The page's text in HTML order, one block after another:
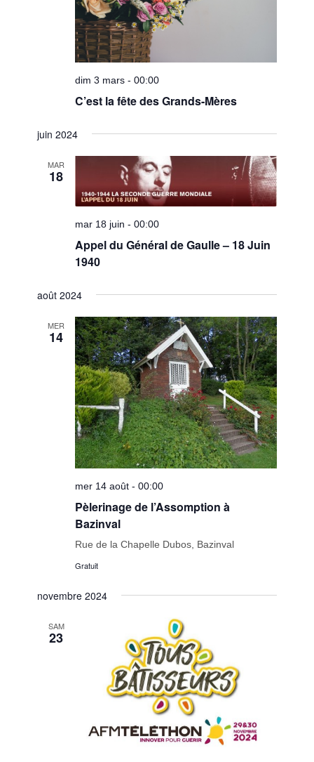
dim 3 mars - 00:00
C’est la fête des Grands-Mères
juin 2024
MAR
18
mar 18 juin - 00:00
Appel du Général de Gaulle – 18 Juin
1940
août 2024
MER
14
mer 14 août - 00:00
Pèlerinage de l’Assomption à
Bazinval
Rue de la Chapelle Dubos, Bazinval
Gratuit
novembre 2024
SAM
23